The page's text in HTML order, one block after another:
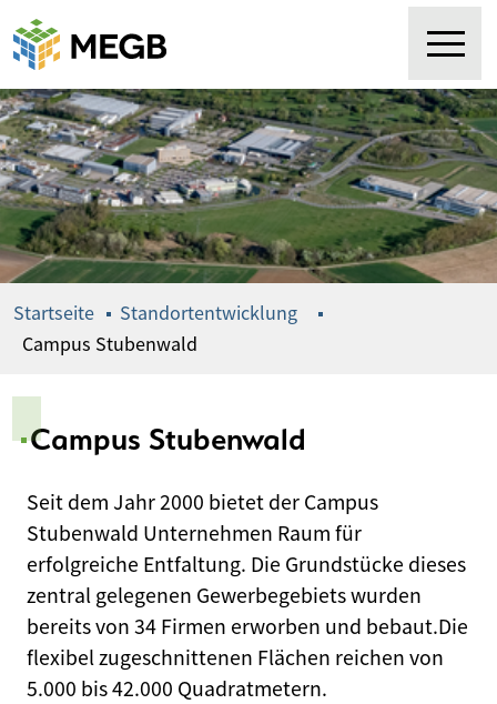
Springe
zum
Inhalt
Startseite
Standortentwicklung
Campus Stubenwald
Campus Stubenwald
Seit dem Jahr 2000 bietet der Campus
Stubenwald Unternehmen Raum für
erfolgreiche Entfaltung. Die Grundstücke dieses
zentral gelegenen Gewerbegebiets wurden
bereits von 34 Firmen erworben und bebaut.Die
flexibel zugeschnittenen Flächen reichen von
5.000 bis 42.000 Quadratmetern.